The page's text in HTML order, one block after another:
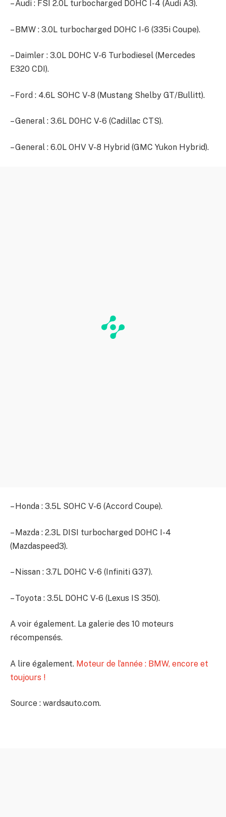
– Audi : FSI 2.0L turbocharged DOHC I-4 (Audi A3).
– BMW : 3.0L turbocharged DOHC I-6 (335i Coupe).
– Daimler : 3.0L DOHC V-6 Turbodiesel (Mercedes
E320 CDI).
– Ford : 4.6L SOHC V-8 (Mustang Shelby GT/Bullitt).
– General : 3.6L DOHC V-6 (Cadillac CTS).
– General : 6.0L OHV V-8 Hybrid (GMC Yukon Hybrid).
– Honda : 3.5L SOHC V-6 (Accord Coupe).
– Mazda : 2.3L DISI turbocharged DOHC I-4
(Mazdaspeed3).
– Nissan : 3.7L DOHC V-6 (Infiniti G37).
– Toyota : 3.5L DOHC V-6 (Lexus IS 350).
A voir également. La galerie des 10 moteurs
récompensés.
A lire également. Moteur de l’année : BMW, encore et
toujours !
Source : wardsauto.com.